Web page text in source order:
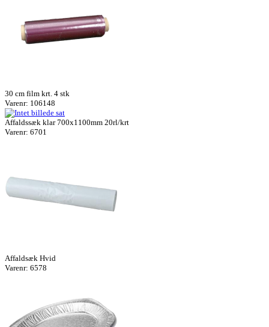
30 cm film krt. 4 stk
Varenr: 106148
Affaldssæk klar 700x1100mm 20rl/krt
Varenr: 6701
Affaldsæk Hvid
Varenr: 6578